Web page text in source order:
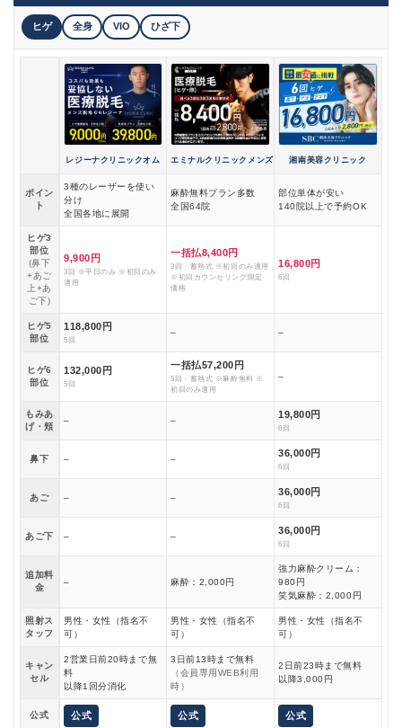
ヒゲ 全身 VIO ひざ下
レジーナクリニックオム エミナルクリニックメンズ 湘南美容クリニック
ポイン
ト
3種のレーザーを使い
分け
全国各地に展開
麻酔無料プラン多数
全国64院
部位単体が安い
140院以上で予約OK
ヒゲ3
部位
(鼻下
+あご
上+あ
ご下)
9,900円
3回 ※平日のみ ※初回のみ
適用
一括払8,400円
3回・蓄熱式 ※初回のみ適用
※初回カウンセリング限定
価格
16,800円
6回
ヒゲ5
部位
118,800円
5回
– –
ヒゲ6
部位
132,000円
5回
一括払57,200円
5回・蓄熱式 ※麻酔無料 ※
初回のみ適用
–
もみあ
げ・頬
– –
19,800円
6回
鼻下 – –
36,000円
6回
あご – –
36,000円
6回
あご下 – –
36,000円
6回
追加料
金
– 麻酔：2,000円
強力麻酔クリーム：
980円
笑気麻酔：2,000円
照射ス
タッフ
男性・女性（指名不
可）
男性・女性（指名不
可）
男性・女性（指名不
可）
キャン
セル
2営業日前20時まで無
料
以降1回分消化
3日前13時まで無料
（会員専用WEB利用
時）
2日前23時まで無料
以降3,000円
公式 公式 公式 公式